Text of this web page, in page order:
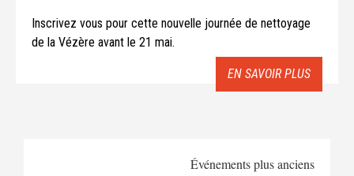
Inscrivez vous pour cette nouvelle journée de nettoyage
de la Vézère avant le 21 mai.
EN SAVOIR PLUS
Événements plus anciens